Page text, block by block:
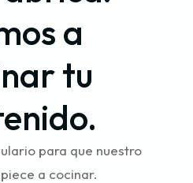
a
tu
para que nuestro
a cocinar.